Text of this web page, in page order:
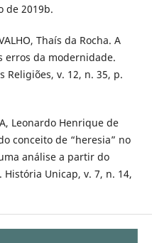
de 2019b.
Thaís da Rocha. A
erros da modernidade.
Religiões, v. 12, n. 35, p.
Leonardo Henrique de
conceito de “heresia” no
análise a partir do
História Unicap, v. 7, n. 14,